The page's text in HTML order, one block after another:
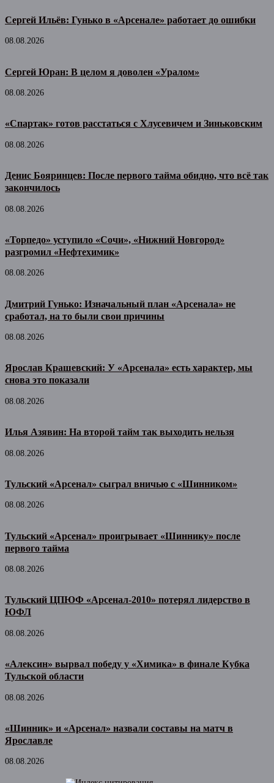
Сергей Ильёв: Гунько в «Арсенале» работает до ошибки
08.08.2026
Сергей Юран: В целом я доволен «Уралом»
08.08.2026
«Спартак» готов расстаться с Хлусевичем и Зиньковским
08.08.2026
Денис Бояринцев: После первого тайма обидно, что всё так
закончилось
08.08.2026
«Торпедо» уступило «Сочи», «Нижний Новгород»
разгромил «Нефтехимик»
08.08.2026
Дмитрий Гунько: Изначальный план «Арсенала» не
сработал, на то были свои причины
08.08.2026
Ярослав Крашевский: У «Арсенала» есть характер, мы
снова это показали
08.08.2026
Илья Азявин: На второй тайм так выходить нельзя
08.08.2026
Тульский «Арсенал» сыграл вничью с «Шинником»
08.08.2026
Тульский «Арсенал» проигрывает «Шиннику» после
первого тайма
08.08.2026
Тульский ЦПЮФ «Арсенал-2010» потерял лидерство в
ЮФЛ
08.08.2026
«Алексин» вырвал победу у «Химика» в финале Кубка
Тульской области
08.08.2026
«Шинник» и «Арсенал» назвали составы на матч в
Ярославле
08.08.2026